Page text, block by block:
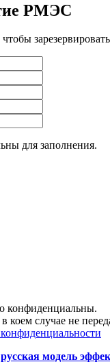
РМЭС
для заполнения.
конфиденциальны.
случае не
модель